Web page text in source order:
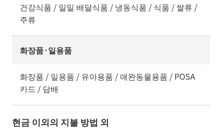
건강식품 / 일일 배달식품 / 냉동식품 / 식품 / 쌀류 /
주류
화장품·일용품
화장품 / 일용품 / 유아용품 / 애완동물용품 / POSA
카드 / 담배
현금 이외의 지불 방법 외